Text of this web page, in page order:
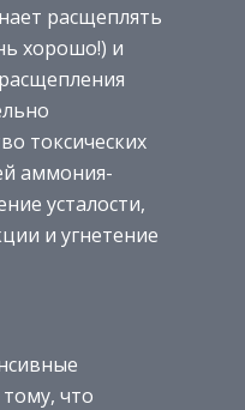
расщеплять
хорошо!) и
токсических
аммония-
усталости,
и угнетение
что